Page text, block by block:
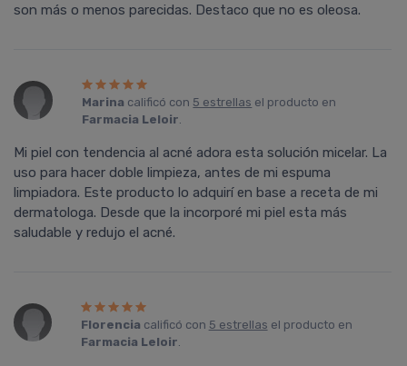
son más o menos parecidas. Destaco que no es oleosa.
Marina calificó con 5 estrellas el producto en
Farmacia Leloir.
Mi piel con tendencia al acné adora esta solución micelar. La
uso para hacer doble limpieza, antes de mi espuma
limpiadora. Este producto lo adquirí en base a receta de mi
dermatologa. Desde que la incorporé mi piel esta más
saludable y redujo el acné.
Florencia calificó con 5 estrellas el producto en
Farmacia Leloir.